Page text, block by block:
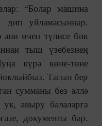
“Болар машина
уйламасыннар.
әни өчен түлисе бик
тыш үзебезнең
күрә көне-төне
Тагын бер
сумманы без әллә
авыру балаларга
документы бар.